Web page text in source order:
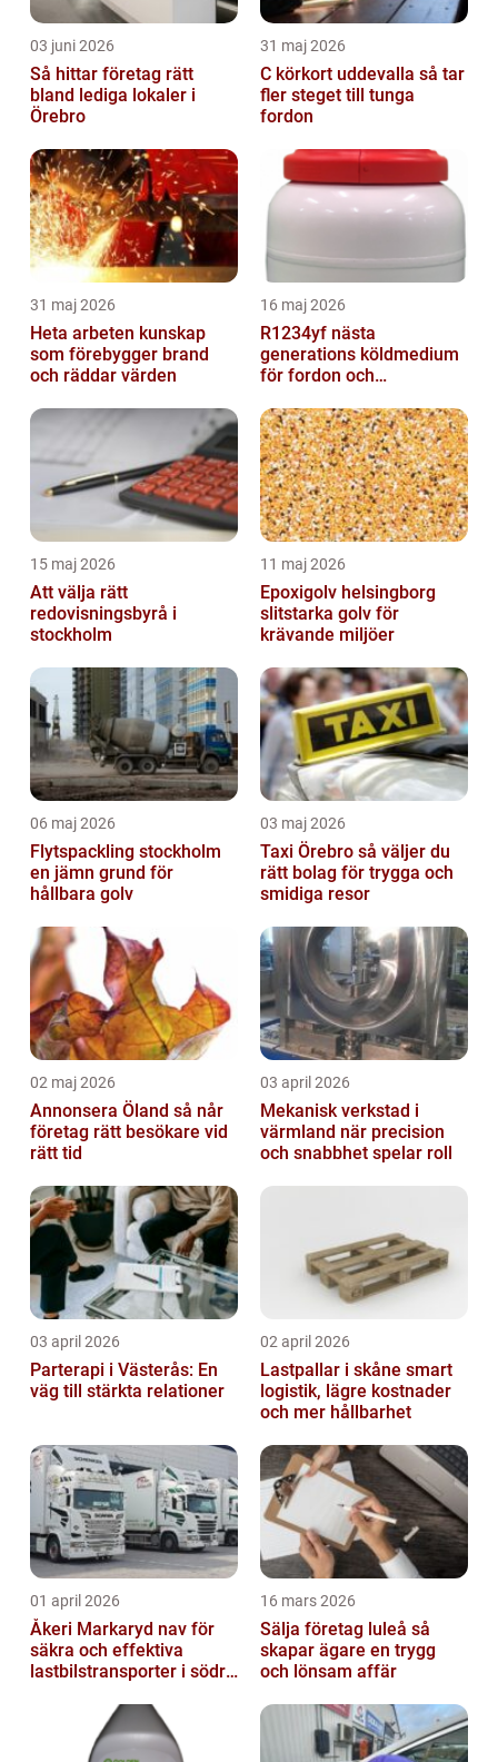
03 juni 2026
Så hittar företag rätt
bland lediga lokaler i
Örebro
31 maj 2026
C körkort uddevalla så tar
fler steget till tunga
fordon
31 maj 2026
Heta arbeten kunskap
som förebygger brand
och räddar värden
16 maj 2026
R1234yf nästa
generations köldmedium
för fordon och
15 maj 2026
Att välja rätt
redovisningsbyrå i
stockholm
11 maj 2026
Epoxigolv helsingborg
slitstarka golv för
krävande miljöer
06 maj 2026
Flytspackling stockholm
en jämn grund för
hållbara golv
03 maj 2026
Taxi Örebro så väljer du
rätt bolag för trygga och
smidiga resor
02 maj 2026
Annonsera Öland så når
företag rätt besökare vid
rätt tid
03 april 2026
Mekanisk verkstad i
värmland när precision
och snabbhet spelar roll
03 april 2026
Parterapi i Västerås: En
väg till stärkta relationer
02 april 2026
Lastpallar i skåne smart
logistik, lägre kostnader
och mer hållbarhet
01 april 2026
Åkeri Markaryd nav för
säkra och effektiva
lastbilstransporter i södra
16 mars 2026
Sälja företag luleå så
skapar ägare en trygg
och lönsam affär